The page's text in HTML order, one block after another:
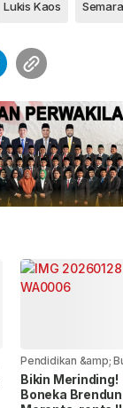
Lukis Kaos
Pendidikan &amp;
6 bulan yang lalu
Bikin Merinding!
Boneka